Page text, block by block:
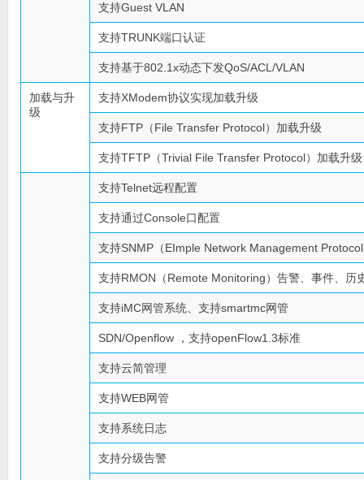
支持Guest VLAN
支持TRUNK端口认证
支持基于802.1x动态下发QoS/ACL/VLAN
加载与升
级
支持XModem协议实现加载升级
支持FTP（File Transfer Protocol）加载升级
支持TFTP（Trivial File Transfer Protocol）加载升级
支持Telnet远程配置
支持通过Console口配置
支持SNMP（EImple Network Management
支持RMON（Remote Monitoring）告警、事件、历
支持iMC网管系统、支持smartmc网管
SDN/Openflow ，支持openFlow1.3标准
支持云简管理
支持WEB网管
支持系统日志
支持分级告警